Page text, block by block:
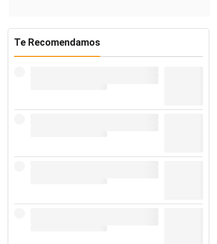
Te Recomendamos